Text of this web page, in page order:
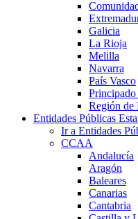
Galicia
La Rioja
Melilla
Navarra
País Vasco
Región de
Entidades Públicas
Ir a Entidades
CCAA
Andalucía
Aragón
Baleares
Canarias
Cantabria